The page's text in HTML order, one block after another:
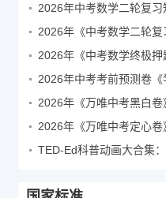
2026年《中考数学终极
2026年《万唯中考黑白卷
2026年《万唯中考定心卷